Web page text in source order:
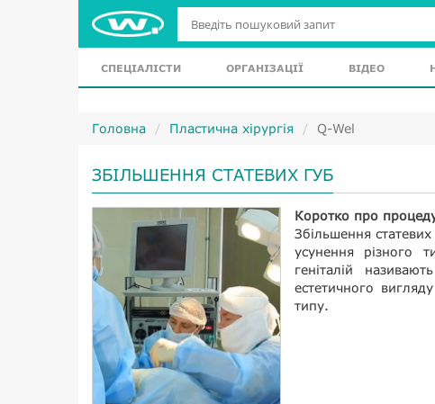
СПЕЦІАЛІСТИ ОРГАНІЗАЦІЇ ВІДЕО
Головна Пластична хірургія Q-Wel
ЗБІЛЬШЕННЯ СТАТЕВИХ ГУБ
Коротко про
Збільшення
усунення різного
геніталій
естетичного
типу.